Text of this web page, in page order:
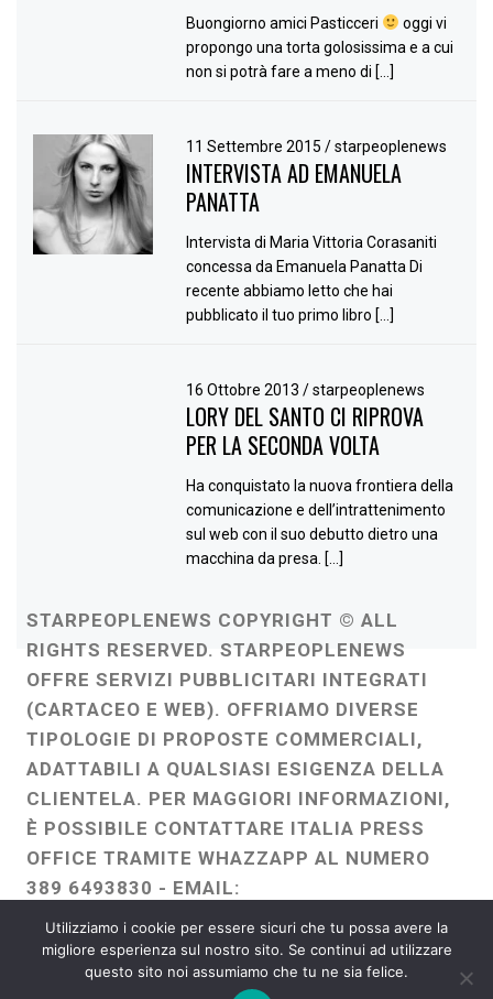
Buongiorno amici Pasticceri
oggi vi
propongo una torta golosissima e a cui
non si potrà fare a meno di […]
11 Settembre 2015/ starpeoplenews
INTERVISTA AD EMANUELA
PANATTA
Intervista di Maria Vittoria Corasaniti
concessa da Emanuela Panatta Di
recente abbiamo letto che hai
pubblicato il tuo primo libro […]
16 Ottobre 2013/ starpeoplenews
LORY DEL SANTO CI RIPROVA
PER LA SECONDA VOLTA
Ha conquistato la nuova frontiera della
comunicazione e dell’intrattenimento
sul web con il suo debutto dietro una
macchina da presa. […]
STARPEOPLENEWS COPYRIGHT © ALL
RIGHTS RESERVED. STARPEOPLENEWS
OFFRE SERVIZI PUBBLICITARI INTEGRATI
(CARTACEO E WEB). OFFRIAMO DIVERSE
TIPOLOGIE DI PROPOSTE COMMERCIALI,
ADATTABILI A QUALSIASI ESIGENZA DELLA
CLIENTELA. PER MAGGIORI INFORMAZIONI,
È POSSIBILE CONTATTARE ITALIA PRESS
OFFICE TRAMITE WHAZZAPP AL NUMERO
389 6493830 - EMAIL:
ITALIAPRESSOFFICE@GMAIL.COM
WEBMASTER :FRANCESCO GENTILE
FREELANCE
Utilizziamo i cookie per essere sicuri che tu possa avere la
migliore esperienza sul nostro sito. Se continui ad utilizzare
questo sito noi assumiamo che tu ne sia felice.